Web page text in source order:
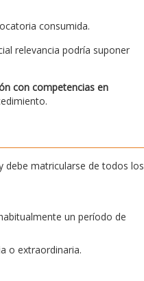
consumida.
relevancia podría suponer
con competencias en
debe matricularse de todos los
un período de
o extraordinaria.